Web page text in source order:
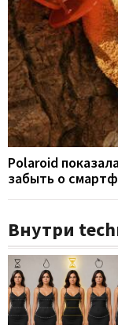
Polaroid
забыть о
Внутри